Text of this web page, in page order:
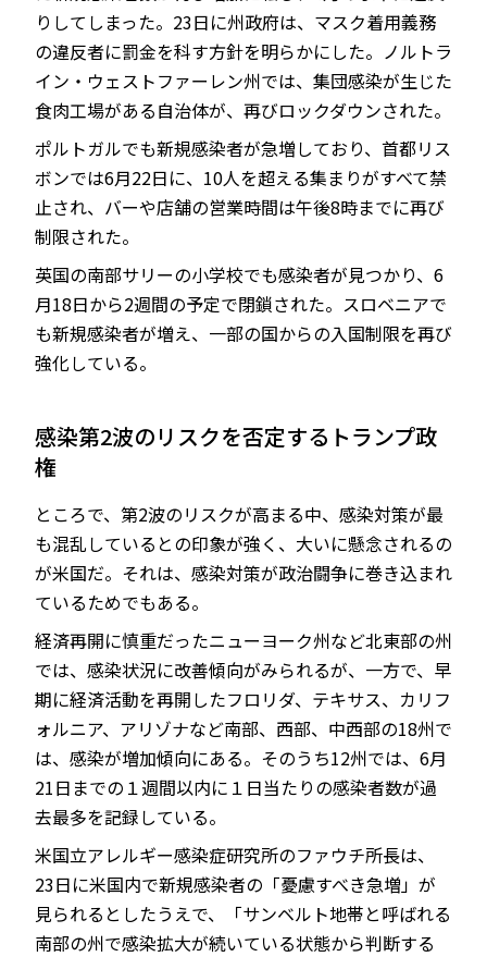
りしてしまった。23日に州政府は、マスク着用義務
の違反者に罰金を科す方針を明らかにした。ノルトラ
イン・ウェストファーレン州では、集団感染が生じた
食肉工場がある自治体が、再びロックダウンされた。
ポルトガルでも新規感染者が急増しており、首都リス
ボンでは6月22日に、10人を超える集まりがすべて禁
止され、バーや店舗の営業時間は午後8時までに再び
制限された。
英国の南部サリーの小学校でも感染者が見つかり、6
月18日から2週間の予定で閉鎖された。スロベニアで
も新規感染者が増え、一部の国からの入国制限を再び
強化している。
感染第2波のリスクを否定するトランプ政
権
ところで、第2波のリスクが高まる中、感染対策が最
も混乱しているとの印象が強く、大いに懸念されるの
が米国だ。それは、感染対策が政治闘争に巻き込まれ
ているためでもある。
経済再開に慎重だったニューヨーク州など北東部の州
では、感染状況に改善傾向がみられるが、一方で、早
期に経済活動を再開したフロリダ、テキサス、カリフ
ォルニア、アリゾナなど南部、西部、中西部の18州で
は、感染が増加傾向にある。そのうち12州では、6月
21日までの１週間以内に１日当たりの感染者数が過
去最多を記録している。
米国立アレルギー感染症研究所のファウチ所長は、
23日に米国内で新規感染者の「憂慮すべき急増」が
見られるとしたうえで、「サンベルト地帯と呼ばれる
南部の州で感染拡大が続いている状態から判断する